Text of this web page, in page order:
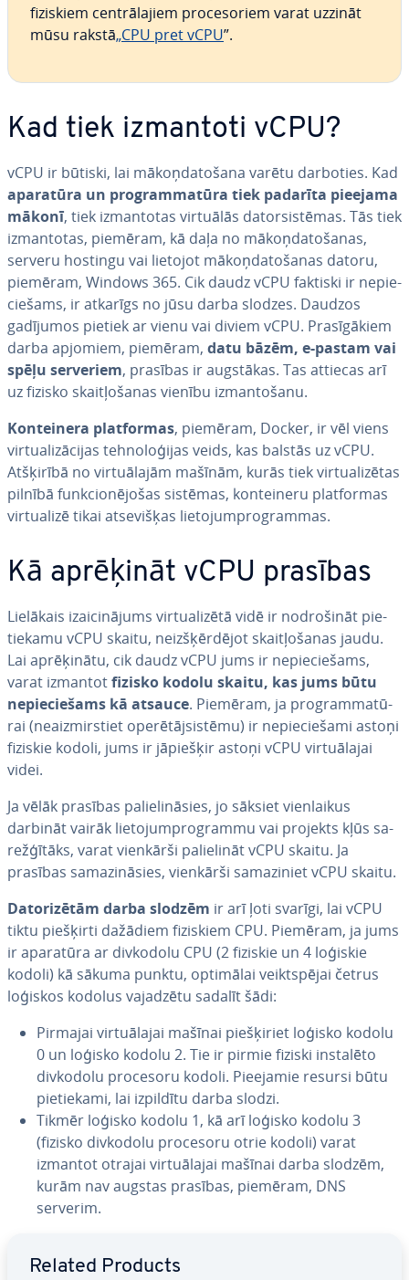
fiziskiem cen­trā­la­jiem pro­ce­so­riem varat uzzināt
mūsu rakstā„CPU pret vCPU”.
Kad tiek izmantoti vCPU?
vCPU ir būtiski, lai mā­koņ­da­to­ša­na varētu darboties. Kad
aparatūra un prog­ram­ma­tū­ra tiek padarīta pieejama
mākonī, tiek iz­man­to­tas virtuālās da­torsis­tē­mas. Tās tiek
iz­man­to­tas, piemēram, kā daļa no mā­koņ­da­to­ša­nas,
serveru hostingu vai lietojot mā­koņ­da­to­ša­nas datoru,
piemēram, Windows 365. Cik daudz vCPU faktiski ir ne­pie­
cie­šams, ir atkarīgs no jūsu darba slodzes. Daudzos
gadījumos pietiek ar vienu vai diviem vCPU. Pra­sī­gā­kiem
darba apjomiem, piemēram, datu bāzēm, e-pastam vai
spēļu serveriem, prasības ir augstākas. Tas attiecas arī
uz fizisko skait­ļo­ša­nas vienību iz­man­to­ša­nu.
Kon­tei­ne­ra plat­for­mas, piemēram, Docker, ir vēl viens
vir­tua­li­zā­ci­jas teh­no­lo­ģi­jas veids, kas balstās uz vCPU.
Atšķirībā no vir­tuā­la­jām mašīnām, kurās tiek vir­tua­li­zē­tas
pilnībā fun­kcio­nē­jo­šas sistēmas, kon­tei­ne­ru plat­for­mas
vir­tua­li­zē tikai at­se­viš­ķas lie­to­jum­prog­ram­mas.
Kā aprēķināt vCPU prasības
Lielākais iz­ai­ci­nā­jums vir­tua­li­zē­tā vidē ir no­dro­ši­nāt pie­
tie­ka­mu vCPU skaitu, ne­iz­šķēr­dē­jot skait­ļo­ša­nas jaudu.
Lai ap­rē­ķi­nā­tu, cik daudz vCPU jums ir ne­pie­cie­šams,
varat izmantotfizisko kodolu skaitu, kas jums būtu
ne­pie­cie­šams kā atsauce. Piemēram, ja prog­ram­ma­tū­
rai (ne­aiz­mir­stiet ope­rē­tājsis­tē­mu) ir ne­pie­cie­ša­mi astoņi
fiziskie kodoli, jums ir jāpiešķir astoņi vCPU vir­tuā­la­jai
videi.
Ja vēlāk prasības pa­lie­li­nā­sies, jo sāksiet vien­lai­kus
darbināt vairāk lie­to­jum­prog­ram­mu vai projekts kļūs sa­
rež­ģī­tāks, varat vienkārši pa­lie­li­nāt vCPU skaitu. Ja
prasības sa­ma­zi­nā­sies, vienkārši sa­ma­zi­niet vCPU skaitu.
Da­to­ri­zē­tām darba slodzēm ir arī ļoti svarīgi, lai vCPU
tiktu piešķirti dažādiem fiziskiem CPU. Piemēram, ja jums
ir aparatūra ar divkodolu CPU (2 fiziskie un 4 loģiskie
kodoli) kā sākuma punktu, optimālai veikt­spē­jai četrus
loģiskos kodolus vajadzētu sadalīt šādi:
Pirmajai vir­tuā­la­jai mašīnai pie­šķi­riet loģisko kodolu
0 un loģisko kodolu 2. Tie ir pirmie fiziski instalēto
divkodolu procesoru kodoli. Pieejamie resursi būtu
pie­tie­ka­mi, lai izpildītu darba slodzi.
Tikmēr loģisko kodolu 1, kā arī loģisko kodolu 3
(fizisko divkodolu procesoru otrie kodoli) varat
izmantot otrajai vir­tuā­la­jai mašīnai darba slodzēm,
kurām nav augstas prasības, piemēram, DNS
serverim.
Related Products